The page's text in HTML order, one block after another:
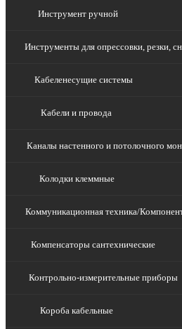
Инструмент ручной
Инструменты для опрессовки, резки,
Кабеленесущие системы
Кабели и провода
Каналы настенного и потолочного
Колодки клеммные
Коммуникационная техника/
Компенсаторы сантехнические
Контрольно-измерительные приборы
Короба кабельные